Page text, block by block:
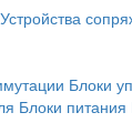
Устройства
Блоки
Блоки питания